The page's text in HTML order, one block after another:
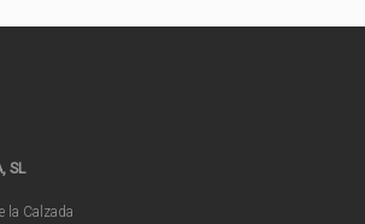
SL
la Calzada